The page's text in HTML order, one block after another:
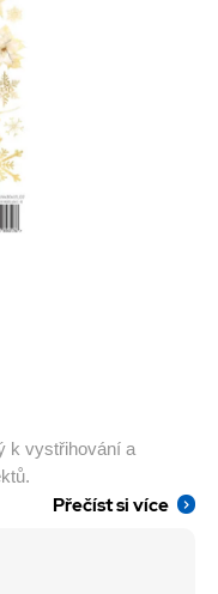
k vystřihování a
Přečíst si více